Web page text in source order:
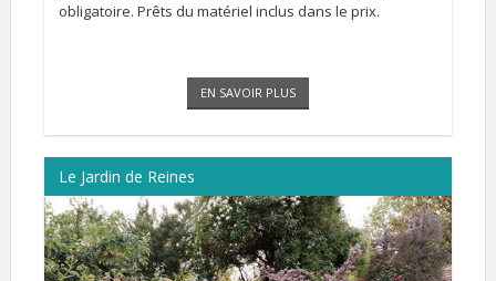
obligatoire. Prêts du matériel inclus dans le prix.
EN SAVOIR PLUS
Le Jardin de Reines